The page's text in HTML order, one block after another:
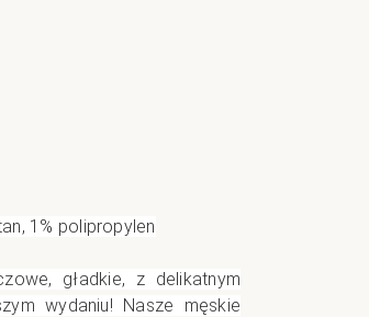
1 % polipropylen
gładkie, z delikatnym
wydaniu! Nasze męskie